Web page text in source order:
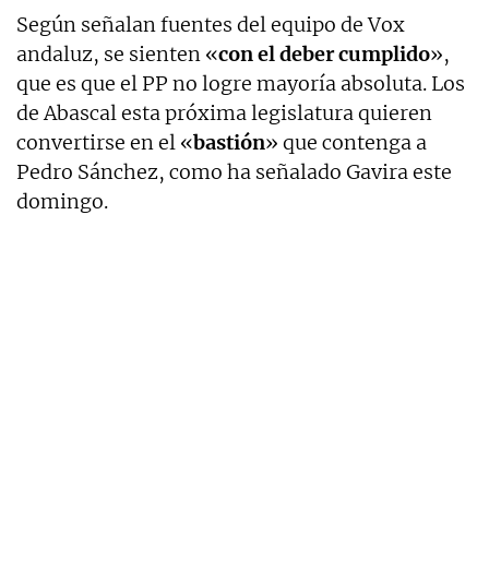
Según señalan fuentes del equipo de Vox
andaluz, se sienten «con el deber cumplido»,
que es que el PP no logre mayoría absoluta. Los
de Abascal esta próxima legislatura quieren
convertirse en el «bastión» que contenga a
Pedro Sánchez, como ha señalado Gavira este
domingo.